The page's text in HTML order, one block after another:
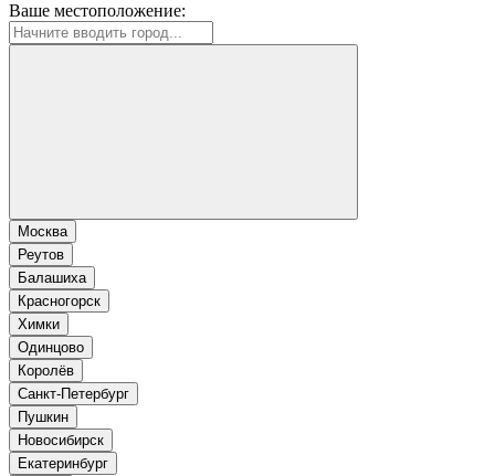
Ваше местоположение:
Москва
Реутов
Балашиха
Красногорск
Химки
Одинцово
Королёв
Санкт-Петербург
Пушкин
Новосибирск
Екатеринбург